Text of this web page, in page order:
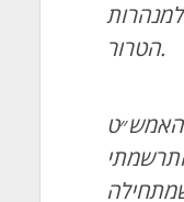
הטרור.
האמש״ט